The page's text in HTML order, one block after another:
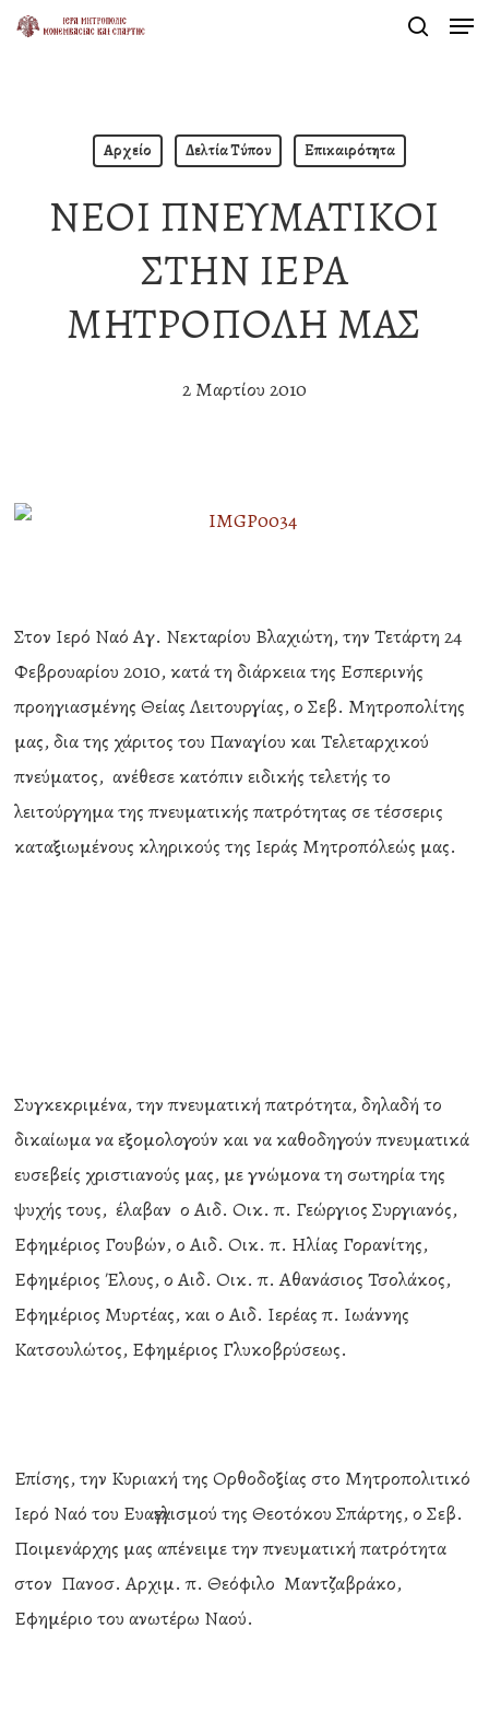
Skip
Αρχείο Δελτία Τύπου Επικαιρότητα
ΝΕΟΙ ΠΝΕΥΜΑΤΙΚΟΙ
ΣΤΗΝ ΙΕΡΑ
ΜΗΤΡΟΠΟΛΗ ΜΑΣ
2 Μαρτίου 2010
Στον Ιερό Ναό Αγ. Νεκταρίου Βλαχιώτη, την Τετάρτη 24
Φεβρουαρίου 2010, κατά τη διάρκεια της Εσπερινής
προηγιασμένης Θείας Λειτουργίας, ο Σεβ. Μητροπολίτης
μας, δια της χάριτος του Παναγίου και Τελεταρχικού
πνεύματος, ανέθεσε κατόπιν ειδικής τελετής το
λειτούργημα της πνευματικής πατρότητας σε τέσσερις
καταξιωμένους κληρικούς της Ιεράς Μητροπόλεώς μας.
Συγκεκριμένα, την πνευματική πατρότητα, δηλαδή το
δικαίωμα να εξομολογούν και να καθοδηγούν πνευματικά
ευσεβείς χριστιανούς μας, με γνώμονα τη σωτηρία της
ψυχής τους, έλαβαν ο Αιδ. Οικ. π. Γεώργιος Συργιανός,
Εφημέριος Γουβών, ο Αιδ. Οικ. π. Ηλίας Γορανίτης,
Εφημέριος Έλους, ο Αιδ. Οικ. π. Αθανάσιος Τσολάκος,
Εφημέριος Μυρτέας, και ο Αιδ. Ιερέας π. Ιωάννης
Κατσουλώτος, Εφημέριος Γλυκοβρύσεως.
Επίσης, την Κυριακή της Ορθοδοξίας στο Μητροπολιτικό
Ιερό Ναό του Ευαγγελισμού της Θεοτόκου Σπάρτης, ο Σεβ.
Ποιμενάρχης μας απένειμε την πνευματική πατρότητα
στον Πανοσ. Αρχιμ. π. Θεόφιλο Μαντζαβράκο,
Εφημέριο του ανωτέρω Ναού.